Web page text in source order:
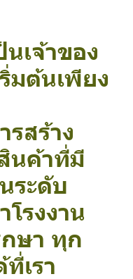
เจ้าของ
มต้นเพียง
สร้าง
นค้าที่มี
ระดับ
รงงาน
กษา ทุก
เรา